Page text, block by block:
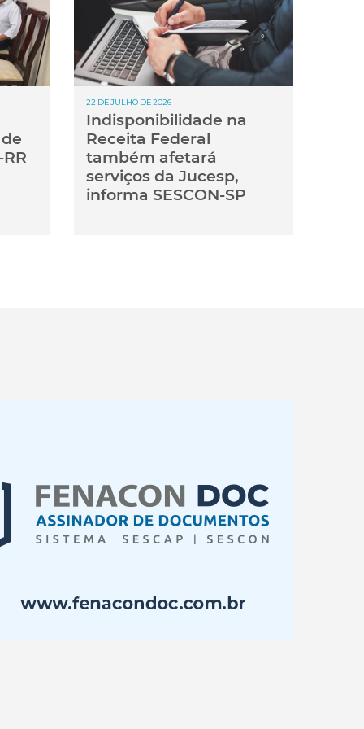
22 DE JULHO DE 2026
Indisponibilidade na
Receita Federal
também afetará
serviços da Jucesp,
informa SESCON-SP